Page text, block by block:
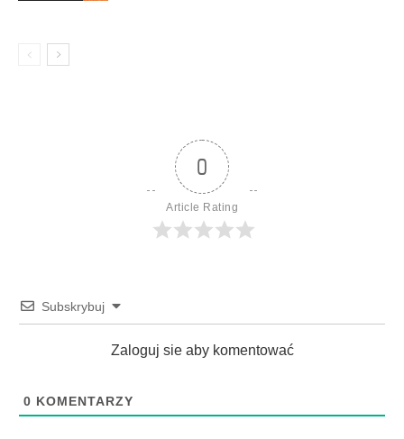
0
Article Rating
Subskrybuj
Zaloguj sie aby komentować
0 KOMENTARZY